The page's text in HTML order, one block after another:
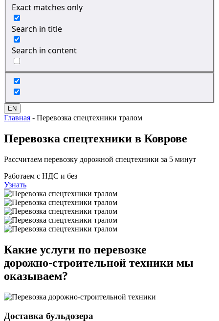
Exact matches only
Search in title
Search in content
EN
Главная - Перевозка спецтехники тралом
Перевозка спецтехники в Коврове
Рассчитаем перевозку дорожной спецтехники за 5 минут
Работаем с НДС и без
Узнать
Какие услуги по перевозке
дорожно-строительной техники мы
оказываем?
Доставка бульдозера